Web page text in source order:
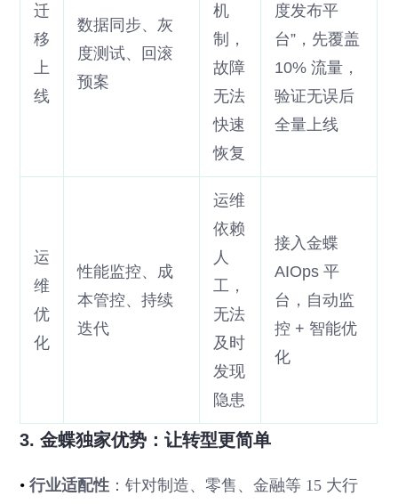
迁
移
上
线
数据同步、灰
度测试、回滚
预案
机
制，
故障
无法
快速
恢复
度发布平
台”，先覆盖
10% 流量，
验证无误后
全量上线
运
维
优
化
性能监控、成
本管控、持续
迭代
运维
依赖
人
工，
无法
及时
发现
隐患
接入金蝶
AIOps 平
台，自动监
控 + 智能优
化
3. 金蝶独家优势：让转型更简单
•行业适配性 ：针对制造、零售、金融等 15 大行